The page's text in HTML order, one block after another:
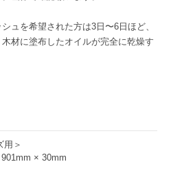
ュを希望された方は3日〜6日ほど、
材に塗布したオイルが完全に乾燥す
用＞
× 30mm